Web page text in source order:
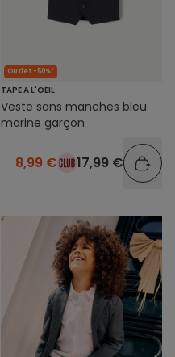
Outlet -50%*
TAPE A L'OEIL
Veste sans manches bleu
marine garçon
8,99 € 17,99 €